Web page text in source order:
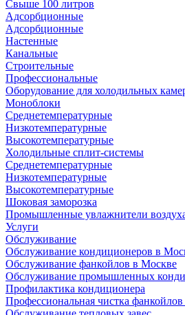
Свыше 100 литров
Адсорбционные
Адсорбционные
Настенные
Канальные
Строительные
Профессиональные
Оборудование для холодильных
Моноблоки
Среднетемпературные
Низкотемпературные
Высокотемпературные
Холодильные сплит-системы
Среднетемпературные
Низкотемпературные
Высокотемпературные
Шоковая заморозка
Промышленные увлажнители
Услуги
Обслуживание
Обслуживание кондиционеров в
Обслуживание фанкойлов в Москве
Обслуживание промышленных
Профилактика кондиционера
Профессиональная чистка